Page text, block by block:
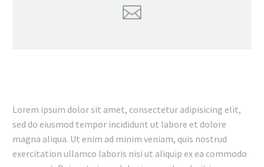
Lorem ipsum dolor sit amet, consectetur adipisicing elit,
sed do eiusmod tempor incididunt ut labore et dolore
magna aliqua. Ut enim ad minim veniam, quis nostrud
exercitation ullamco laboris nisi ut aliquip ex ea commodo